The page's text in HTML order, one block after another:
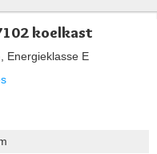
koelkast
Energieklasse E